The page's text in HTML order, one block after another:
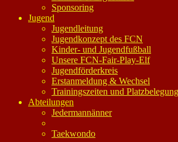
Sponsoring
Jugend
Jugendleitung
Jugendkonzept des FCN
Kinder- und Jugendfußball
Unsere FCN-Fair-Play-Elf
Jugendförderkreis
Erstanmeldung & Wechsel
Trainingszeiten und Platzbelegung
Abteilungen
Jedermannänner
Taekwondo